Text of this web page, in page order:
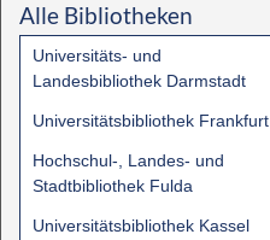
Alle Bibliotheken
Universitäts- und
Landesbibliothek Darmstadt
Universitätsbibliothek Frankfurt
Hochschul-, Landes- und
Stadtbibliothek Fulda
Universitätsbibliothek Kassel